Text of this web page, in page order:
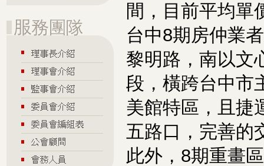
間，目前平均單
台中8期房仲業
黎明路，南以文
段，橫跨台中市
美館特區，且捷
五路口，完善的
此外，8期重畫